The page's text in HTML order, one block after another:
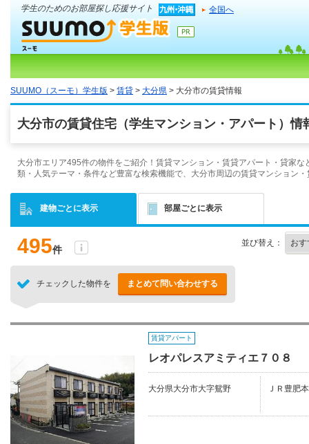
学生のためのお部屋探し応援サイト 全国へ
SUUMO（スーモ）学生版 > 賃貸 > 大分県 > 大分市の賃貸情報
大分市の賃貸住宅（学生マンション・アパート）情
大分市エリア495件の物件をご紹介！賃貸マンション・賃貸アパート・貸家
類・人気テーマ・条件など豊富な検索機能で、大分市周辺の賃貸マンション
建物ごとに表示 部屋ごとに表示
495件
並び替え：
チェックした物件を まとめて問い合わせする
賃貸アパート
レオパレスアミティエ７０８
大分県大分市大字鴛野 ＪＲ豊肥